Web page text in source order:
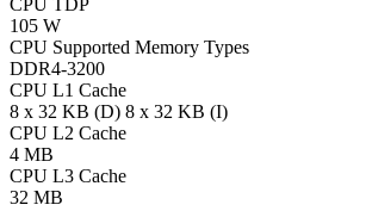
105 W
CPU Supported Memory Types
DDR4-3200
CPU L1 Cache
8 x 32 KB (D) 8 x 32 KB (I)
CPU L2 Cache
4 MB
CPU L3 Cache
32 MB